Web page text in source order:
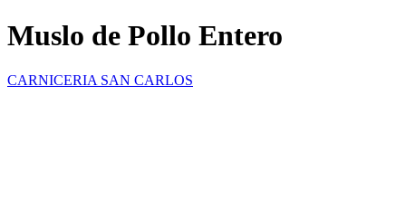
Muslo de Pollo Entero
CARNICERIA SAN CARLOS